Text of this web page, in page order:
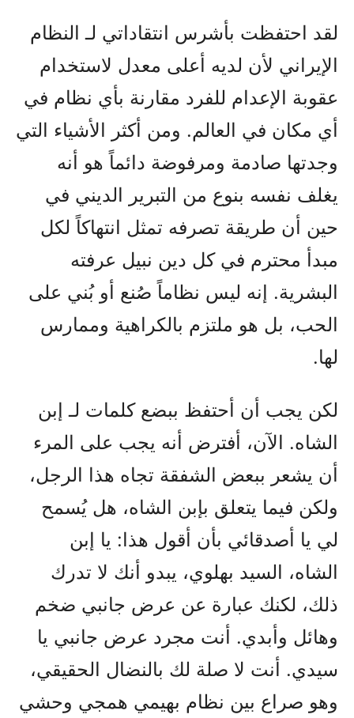
لقد احتفظت بأشرس انتقاداتي لـ النظام
الإيراني لأن لديه أعلى معدل لاستخدام
عقوبة الإعدام للفرد مقارنة بأي نظام في
أي مكان في العالم. ومن أكثر الأشياء التي
وجدتها صادمة ومرفوضة دائماً هو أنه
يغلف نفسه بنوع من التبرير الديني في
حين أن طريقة تصرفه تمثل انتهاكاً لكل
مبدأ محترم في كل دين نبيل عرفته
البشرية. إنه ليس نظاماً صُنع أو بُني على
الحب، بل هو ملتزم بالكراهية وممارس
لها.
لكن يجب أن أحتفظ ببضع كلمات لـ إبن
الشاه. الآن، أفترض أنه يجب على المرء
أن يشعر ببعض الشفقة تجاه هذا الرجل،
ولكن فيما يتعلق بإبن الشاه، هل يُسمح
لي يا أصدقائي بأن أقول هذا: يا إبن
الشاه، السيد بهلوي، يبدو أنك لا تدرك
ذلك، لكنك عبارة عن عرض جانبي ضخم
وهائل وأبدي. أنت مجرد عرض جانبي يا
سيدي. أنت لا صلة لك بالنضال الحقيقي،
وهو صراع بين نظام بهيمي همجي وحشي